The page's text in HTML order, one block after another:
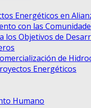
Energéticos en
con las
Objetivos de
de
Energéticos
Humano